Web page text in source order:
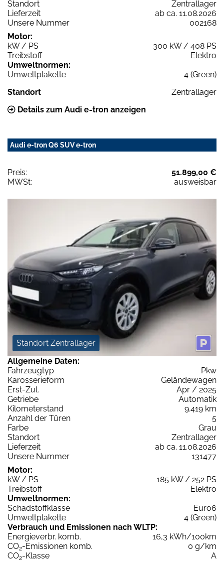
Standort
Zentrallager
Lieferzeit
ab ca. 11.08.2026
Unsere Nummer
002168
Motor:
kW / PS
300 kW / 408 PS
Treibstoff
Elektro
Umweltnormen:
Umweltplakette
4 (Green)
Standort
Zentrallager
Details zum Audi e-tron anzeigen
Audi e-tron Q6 SUV e-tron
Preis:
51.899,00 €
MWSt:
ausweisbar
Standort Zentrallager
Allgemeine Daten:
Fahrzeugtyp
Pkw
Karosserieform
Geländewagen
Erst-Zul.
Apr / 2025
Getriebe
Automatik
Kilometerstand
9.419 km
Anzahl der Türen
5
Farbe
Grau
Standort
Zentrallager
Lieferzeit
ab ca. 11.08.2026
Unsere Nummer
131477
Motor:
kW / PS
185 kW / 252 PS
Treibstoff
Elektro
Umweltnormen:
Schadstoffklasse
Euro6
Umweltplakette
4 (Green)
Verbrauch und Emissionen nach WLTP:
Energieverbr. komb.
16,3 kWh/100km
CO2-Emissionen komb.
0 g/km
CO2-Klasse
A